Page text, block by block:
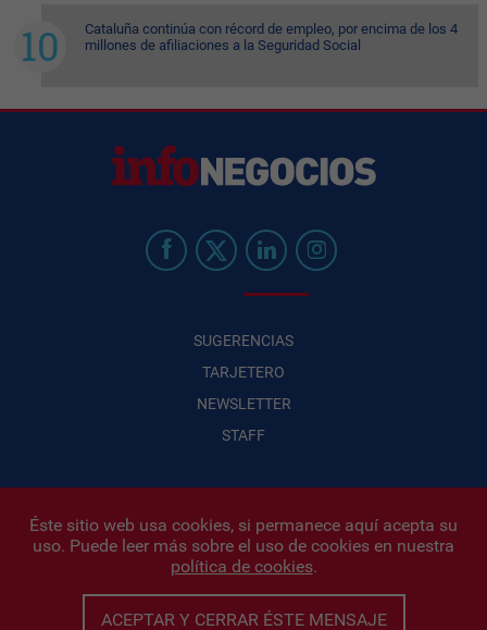
Cataluña continúa con récord de empleo, por encima de los 4
millones de afiliaciones a la Seguridad Social
SUGERENCIAS
TARJETERO
NEWSLETTER
STAFF
Infonegocios 2026| INFONEGOCIOS S.A. · CUIT: 30710438486 |
Políticas de Privacidad|Protección de datos personales
Iñigo Biain
Este sitio esta protegido por Google reCAPTCHA y conPolíticas de
Éste sitio web usa cookies, si permanece aquí acepta su
uso. Puede leer más sobre el uso de cookies en nuestra
política de cookies.
ACEPTAR Y CERRAR ÉSTE MENSAJE